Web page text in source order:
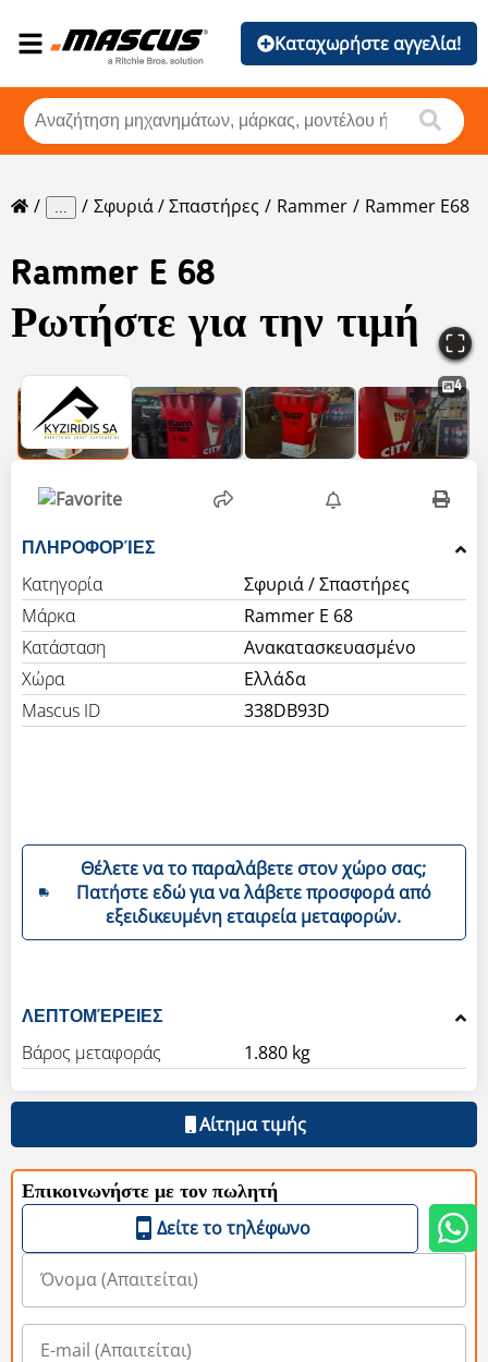
Καταχωρήστε αγγελία!
... Σφυριά / Σπαστήρες Rammer Rammer E68
Rammer E 68
Ρωτήστε για την τιμή
4
ΠΛΗΡΟΦΟΡΊΕΣ
Κατηγορία
Σφυριά / Σπαστήρες
Μάρκα
Rammer E 68
Κατάσταση
Ανακατασκευασμένο
Χώρα
Ελλάδα
Mascus ID
338DB93D
Θέλετε να το παραλάβετε στον χώρο σας;
Πατήστε εδώ για να λάβετε προσφορά από
εξειδικευμένη εταιρεία μεταφορών.
ΛΕΠΤΟΜΈΡΕΙΕΣ
Βάρος μεταφοράς 1.880 kg
Αίτημα τιμής
Επικοινωνήστε με τον πωλητή
Δείτε το τηλέφωνο